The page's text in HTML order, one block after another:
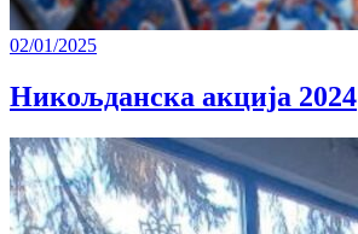
02/01/2025
Никољданска акција 2024